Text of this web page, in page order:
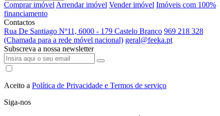
Comprar imóvel Arrendar imóvel Vender imóvel Imóveis com 100%
financiamento
Contactos
Rua De Santiago Nº11, 6000 - 179 Castelo Branco 969 218 328
(Chamada para a rede móvel nacional) geral@feeka.pt
Subscreva a nossa newsletter
Aceito a Política de Privacidade e Termos de serviço
Siga-nos